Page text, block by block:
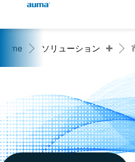
製品
ダウンロード
サービス
Global
ヨーロッパ
アジア・太平
北米
検索
Home ソリューション +